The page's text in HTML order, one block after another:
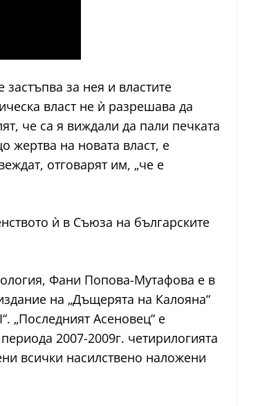
за нея и властите
власт не ѝ разрешава да
че са я виждали да пали печката
жертва на новата власт, е
отговарят им, „че е
ѝ в Съюза на българските
Фани Попова-Мутафова е в
на „Дъщерята на Калояна“
„Последният Асеновец“ е
2007-2009г. четирилогията
всички насилствено наложени